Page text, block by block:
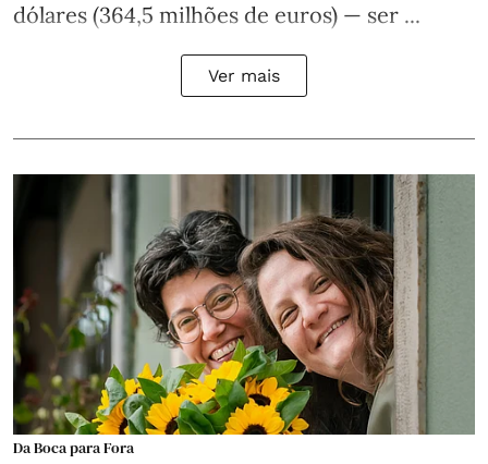
dólares (364,5 milhões de euros) — ser ...
Ver mais
Da Boca para Fora